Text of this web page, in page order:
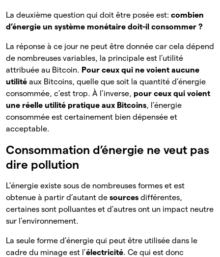
La deuxième question qui doit être posée est: combien
d’énergie un système monétaire doit-il consommer ?
La réponse à ce jour ne peut être donnée car cela dépend
de nombreuses variables, la principale est l’utilité
attribuée au Bitcoin. Pour ceux qui ne voient aucune
utilité aux Bitcoins, quelle que soit la quantité d’énergie
consommée, c’est trop. À l’inverse, pour ceux qui voient
une réelle utilité pratique aux Bitcoins, l’énergie
consommée est certainement bien dépensée et
acceptable.
Consommation d’énergie ne veut pas
dire pollution
L’énergie existe sous de nombreuses formes et est
obtenue à partir d’autant de sources différentes,
certaines sont polluantes et d’autres ont un impact neutre
sur l’environnement.
La seule forme d’énergie qui peut être utilisée dans le
cadre du minage est l’électricité. Ce qui est donc